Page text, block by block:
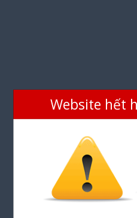
Website hết